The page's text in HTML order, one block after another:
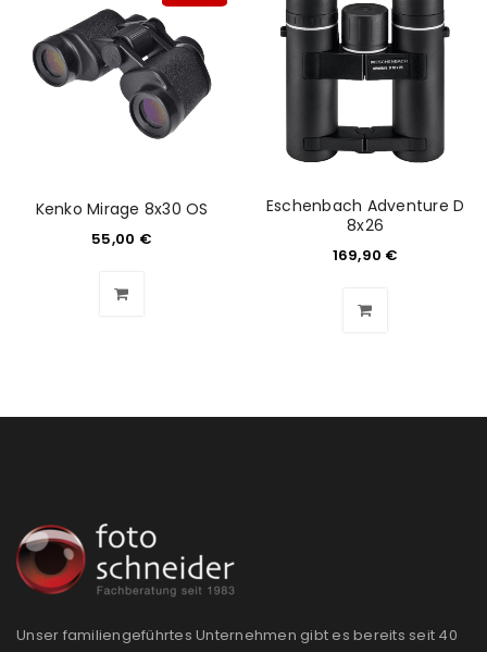
Kenko Mirage 8x30 OS
55,00 €
Eschenbach Adventure D
8x26
169,90 €
Unser familiengeführtes Unternehmen gibt es bereits seit 40